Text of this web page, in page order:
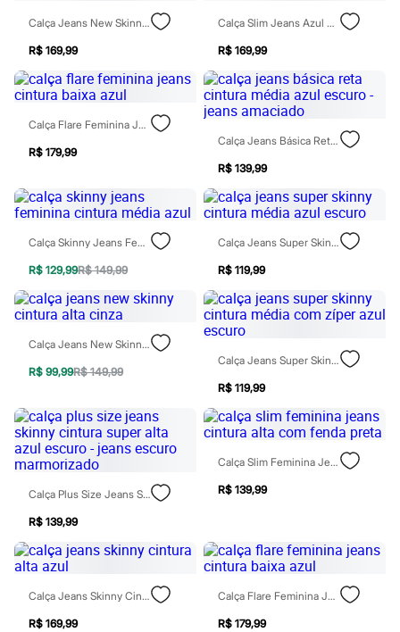
Infantil
Em alta
Arrumadinho para os meninos
Romântico para as meninas
Inverno
Novidades
Roupas menina
1 a 5 anos
10 a 16 anos
Roupas menino
0 a 24 meses
1 a 5 anos
4 a 12 anos
10 a 16 anos
Recém-nascido
Bolsas e Mochilas
Calçados
Botas
Chinelos
Rasteirinhas
Sandálias
Tênis
Diversão
Marcas
Baby Club
Miss Fifteen
Palomino
Moda íntima
Calcinhas
Cuecas
Meias
Pijamas
Calça Jeans New Skinny Slit Cintura Alta Azul Médio
R$ 169,99
Calça Slim Jeans Azul Escuro
R$ 169,99
Calça Flare Feminina Jeans Cintura Baixa Azul
R$ 179,99
Calça Jeans Básica Reta Cintura Média Azul Escuro - Jeans Amaciado
R$ 139,99
Calça Skinny Jeans Feminina Cintura Média Azul
R$ 129,99R$ 149,99
Calça Jeans Super Skinny Cintura Média Azul Escuro
R$ 119,99
Calça Jeans New Skinny Cintura Alta Cinza
R$ 99,99R$ 149,99
Calça Jeans Super Skinny Cintura Média Com Zíper Azul Escuro
R$ 119,99
Calça Plus Size Jeans Skinny Cintura Super Alta Azul Escuro - Jeans Escuro Marmorizado
R$ 139,99
Calça Slim Feminina Jeans Cintura Alta Com Fenda Preta
R$ 139,99
Calça Jeans Skinny Cintura Alta Azul
R$ 169,99
Calça Flare Feminina Jeans Cintura Baixa Azul
R$ 179,99